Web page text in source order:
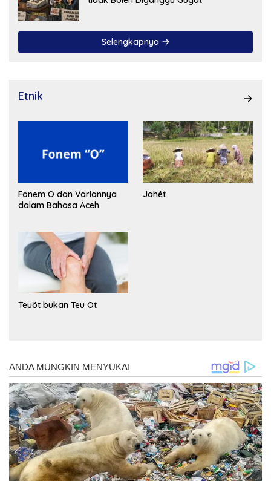
Selengkapnya
Etnik
Fonem O dan Variannya
dalam Bahasa Aceh
Jahét
Teuöt bukan Teu Ot